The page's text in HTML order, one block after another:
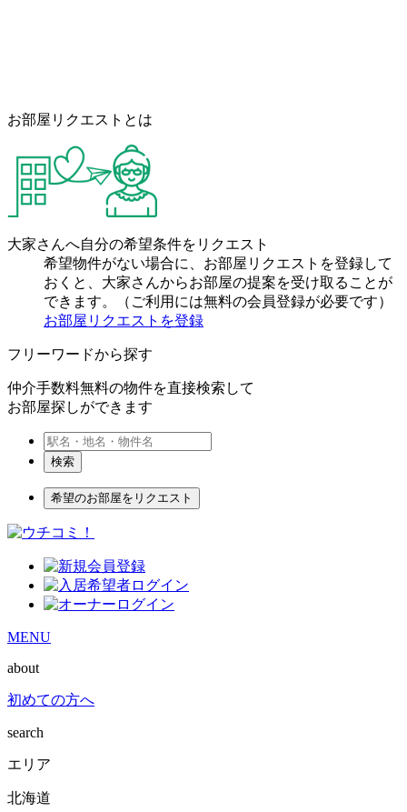
お部屋リクエストとは
大家さんへ自分の希望条件をリクエスト
希望物件がない場合に、お部屋リクエストを登録して
おくと、大家さんからお部屋の提案を受け取ることが
できます。（ご利用には無料の会員登録が必要です）
お部屋リクエストを登録
フリーワードから探す
仲介手数料無料の物件を直接検索して
お部屋探しができます
検索
希望のお部屋をリクエスト
MENU
about
初めての方へ
search
エリア
北海道